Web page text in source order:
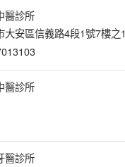
醫診所
大安區信義路4段1號7樓之1
醫診所
醫診所